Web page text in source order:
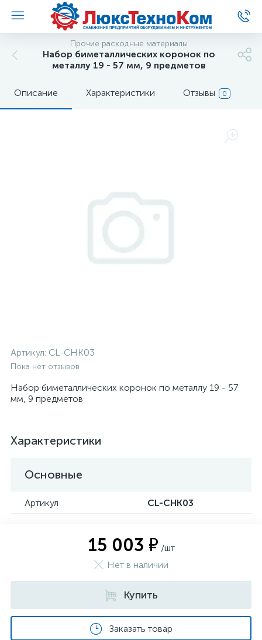
Прочие расходные материалы
Набор биметаллических коронок по
металлу 19 - 57 мм, 9 предметов
Описание Характеристики Отзывы 0
Артикул: CL-CHK03
Пока нет отзывов
Набор биметаллических коронок по металлу 19 - 57
мм, 9 предметов
Характеристики
Основные
Артикул CL-CHK03
15 003 ₽ /шт
Нет в наличии
Купить
Заказать товар